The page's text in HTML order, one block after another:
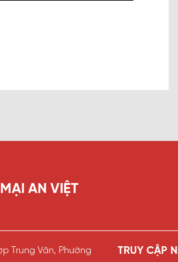
AN VIỆT
Trung Văn, Phường
TRUY CẬP